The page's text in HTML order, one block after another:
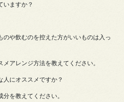
いますか？
のや飲むのを控えた方がいいものは入っ
アレンジ方法を教えてください。
人にオススメですか？
を教えてください。